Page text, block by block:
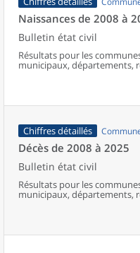
Naissances de 2008 à
Bulletin état civil
Résultats pour les
municipaux, départements,
d’emploi, bassins de vie,
Chiffres détaillés
Décès de 2008 à 2025
Bulletin état civil
Résultats pour les
municipaux, départements,
d’emploi, bassins de vie,